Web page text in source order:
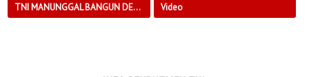
TNI MANUNGGAL BANGUN DESA Video